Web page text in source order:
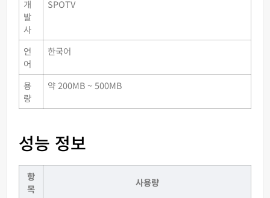
개
발
사
SPOTV
언
어
한국어
용
량
약 200MB ~ 500MB
성능 정보
항
목
사용량